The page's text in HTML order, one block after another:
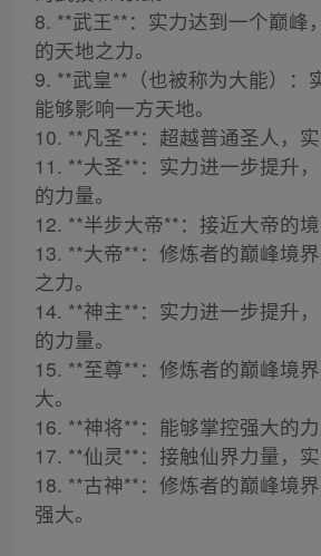
8. **武王**：实力达到一个巅峰
的天地之力。
9. **武皇**（也被称为大能）：
能够影响一方天地。
10. **凡圣**：超越普通圣人，实
11. **大圣**：实力进一步提升
的力量。
12. **半步大帝**：接近大帝的境
13. **大帝**：修炼者的巅峰境
之力。
14. **神主**：实力进一步提升
的力量。
15. **至尊**：修炼者的巅峰境
大。
16. **神将**：能够掌控强大的力
17. **仙灵**：接触仙界力量，实
18. **古神**：修炼者的巅峰境
强大。